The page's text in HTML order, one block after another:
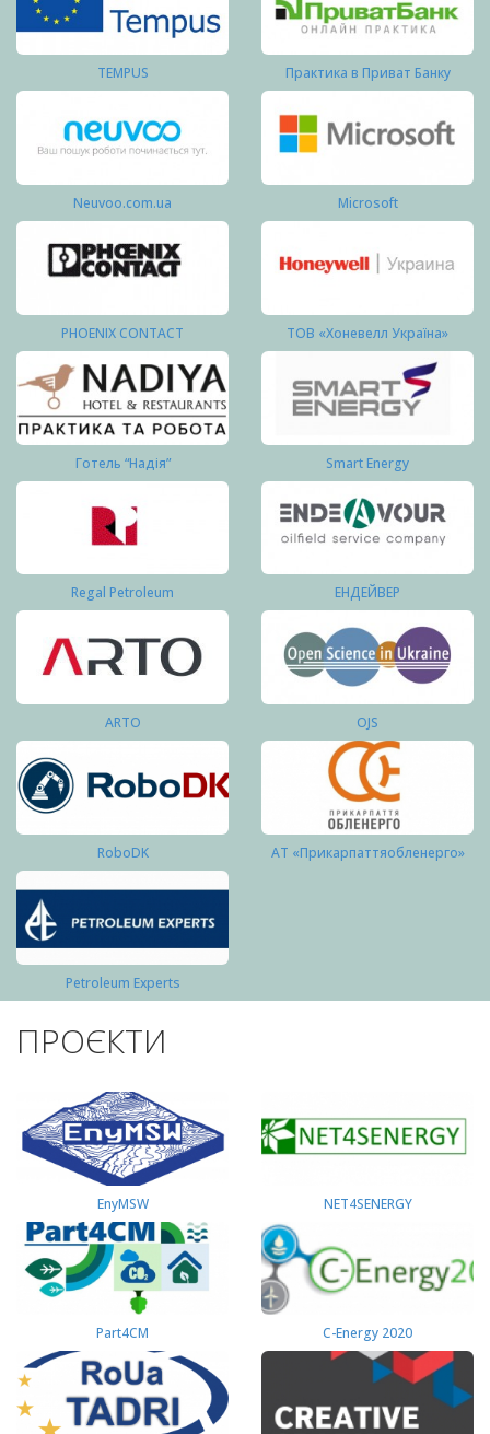
TEMPUS Практика в Приват Банку
Neuvoo.com.ua Microsoft
PHOENIX CONTACT ТОВ «Хоневелл Україна»
Готель “Надія” Smart Energy
Regal Petroleum ЕНДЕЙВЕР
ARTO OJS
RoboDK АТ «Прикарпаттяобленерго»
Petroleum Experts
ПРОЄКТИ
EnyMSW NET4SENERGY
Part4СМ C-Energy 2020